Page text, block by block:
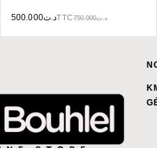
د.ت750.000 د.ت500.000 TTC